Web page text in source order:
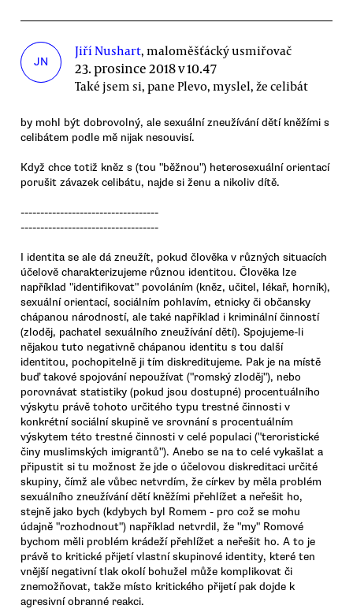
JN
Jiří Nushart, maloměšťácký usmiřovač
23. prosince 2018 v 10.47
Také jsem si, pane Plevo, myslel, že celibát
by mohl být dobrovolný, ale sexuální zneužívání dětí kněžími s
celibátem podle mě nijak nesouvisí.
Když chce totiž kněz s (tou "běžnou") heterosexuální orientací
porušit závazek celibátu, najde si ženu a nikoliv dítě.
-----------------------------------
-----------------------------------
I identita se ale dá zneužít, pokud člověka v různých situacích
účelově charakterizujeme různou identitou. Člověka lze
například "identifikovat" povoláním (kněz, učitel, lékař, horník),
sexuální orientací, sociálním pohlavím, etnicky či občansky
chápanou národností, ale také například i kriminální činností
(zloděj, pachatel sexuálního zneužívání dětí). Spojujeme-li
nějakou tuto negativně chápanou identitu s tou další
identitou, pochopitelně ji tím diskreditujeme. Pak je na místě
buď takové spojování nepoužívat ("romský zloděj"), nebo
porovnávat statistiky (pokud jsou dostupné) procentuálního
výskytu právě tohoto určitého typu trestné činnosti v
konkrétní sociální skupině ve srovnání s procentuálním
výskytem této trestné činnosti v celé populaci ("teroristické
činy muslimských imigrantů"). Anebo se na to celé vykašlat a
připustit si tu možnost že jde o účelovou diskreditaci určité
skupiny, čímž ale vůbec netvrdím, že církev by měla problém
sexuálního zneužívání dětí kněžími přehlížet a neřešit ho,
stejně jako bych (kdybych byl Romem - pro což se mohu
údajně "rozhodnout") například netvrdil, že "my" Romové
bychom měli problém krádeží přehlížet a neřešit ho. A to je
právě to kritické přijetí vlastní skupinové identity, které ten
vnější negativní tlak okolí bohužel může komplikovat či
znemožňovat, takže místo kritického přijetí pak dojde k
agresivní obranné reakci.